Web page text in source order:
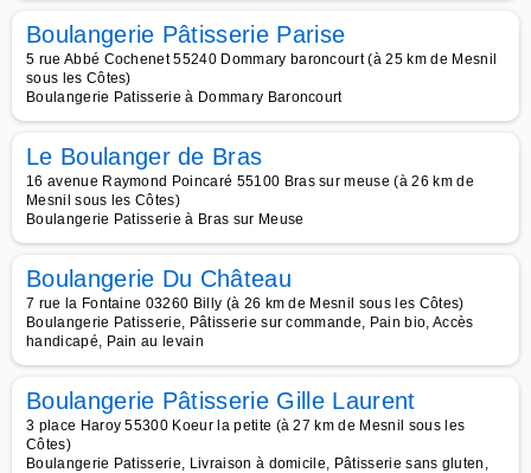
Boulangerie Pâtisserie Parise
5 rue Abbé Cochenet 55240 Dommary baroncourt (à 25 km de Mesnil
sous les Côtes)
Boulangerie Patisserie à Dommary Baroncourt
Le Boulanger de Bras
16 avenue Raymond Poincaré 55100 Bras sur meuse (à 26 km de
Mesnil sous les Côtes)
Boulangerie Patisserie à Bras sur Meuse
Boulangerie Du Château
7 rue la Fontaine 03260 Billy (à 26 km de Mesnil sous les Côtes)
Boulangerie Patisserie, Pâtisserie sur commande, Pain bio, Accès
handicapé, Pain au levain
Boulangerie Pâtisserie Gille Laurent
3 place Haroy 55300 Koeur la petite (à 27 km de Mesnil sous les
Côtes)
Boulangerie Patisserie, Livraison à domicile, Pâtisserie sans gluten,